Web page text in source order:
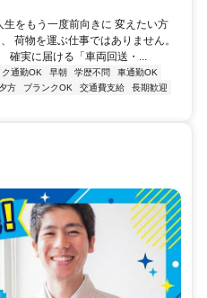
をもう一度前向きに 変えたい方
荷物を運ぶ仕事ではありません。
確実に届ける「車両回送・...
ク通勤OK 早朝 学歴不問
車通勤OK
夕方 ブランクOK 交通費支給
長期歓迎